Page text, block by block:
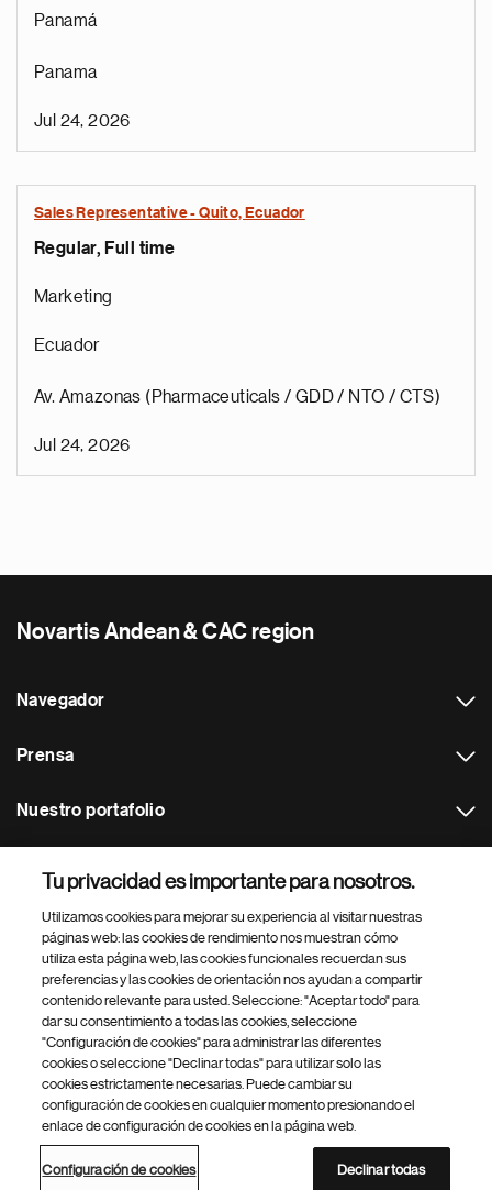
Panamá
Panama
Jul 24, 2026
Sales Representative - Quito, Ecuador
Regular, Full time
Marketing
Ecuador
Av. Amazonas (Pharmaceuticals / GDD / NTO / CTS)
Jul 24, 2026
Novartis Andean & CAC region
Navegador
Prensa
Nuestro portafolio
Footer Site Search
inferior
del
© 2026 Novartis AG
Política de privacidad Términos de uso
Accesibilidad
Configuración de cookies
Mapa del sitio
Tu privacidad es importante para nosotros.
Utilizamos cookies para mejorar su experiencia al visitar nuestras
páginas web: las cookies de rendimiento nos muestran cómo
utiliza esta página web, las cookies funcionales recuerdan sus
preferencias y las cookies de orientación nos ayudan a compartir
contenido relevante para usted. Seleccione: "Aceptar todo" para
dar su consentimiento a todas las cookies, seleccione
"Configuración de cookies" para administrar las diferentes
cookies o seleccione "Declinar todas" para utilizar solo las
cookies estrictamente necesarias. Puede cambiar su
configuración de cookies en cualquier momento presionando el
enlace de configuración de cookies en la página web.
Configuración de cookies Declinar todas